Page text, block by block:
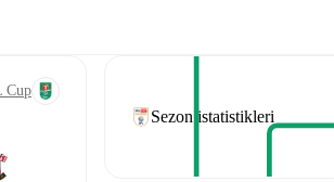
Cup
Sezon istatistikleri